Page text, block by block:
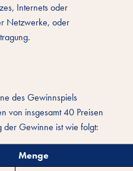
Internets oder
Netzwerke, oder
des Gewinnspiels
von insgesamt 40 Preisen
der Gewinne ist wie folgt:
Menge